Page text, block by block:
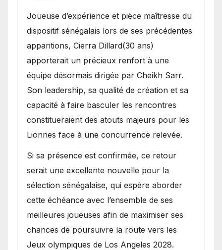
Joueuse d’expérience et pièce maîtresse du
dispositif sénégalais lors de ses précédentes
apparitions, Cierra Dillard(30 ans)
apporterait un précieux renfort à une
équipe désormais dirigée par Cheikh Sarr.
Son leadership, sa qualité de création et sa
capacité à faire basculer les rencontres
constitueraient des atouts majeurs pour les
Lionnes face à une concurrence relevée.
Si sa présence est confirmée, ce retour
serait une excellente nouvelle pour la
sélection sénégalaise, qui espère aborder
cette échéance avec l’ensemble de ses
meilleures joueuses afin de maximiser ses
chances de poursuivre la route vers les
Jeux olympiques de Los Angeles 2028.